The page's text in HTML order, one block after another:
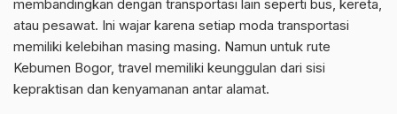
membandingkan dengan transportasi lain seperti bus, kereta,
atau pesawat. Ini wajar karena setiap moda transportasi
memiliki kelebihan masing masing. Namun untuk rute
Kebumen Bogor, travel memiliki keunggulan dari sisi
kepraktisan dan kenyamanan antar alamat.